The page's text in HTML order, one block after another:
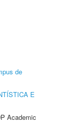
de
E
Academic